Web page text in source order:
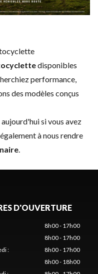
disponibles
performance,
des modèles conçus
aujourd'hui si vous avez
à nous rendre
.
D'OUVERTURE
8h00 - 17h00
8h00 - 17h00
:
8h00 - 17h00
8h00 - 18h00